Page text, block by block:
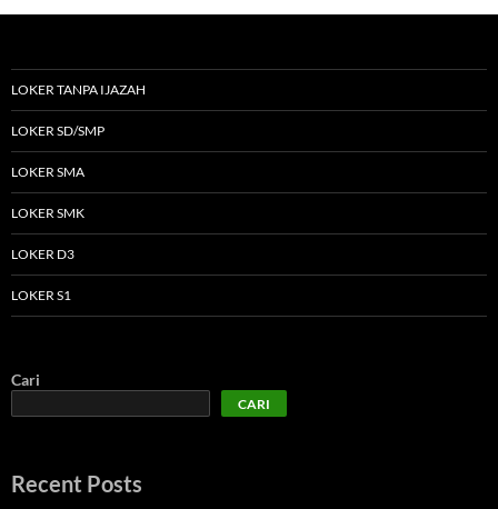
LOKER TANPA IJAZAH
LOKER SD/SMP
LOKER SMA
LOKER SMK
LOKER D3
LOKER S1
Cari
CARI
Recent Posts